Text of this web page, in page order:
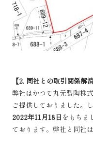
【2. 同社との取引関係解
弊社はかつて丸元製陶株
ご提供しておりました。
2022年11月18日 をもちま
ております。弊社と同社